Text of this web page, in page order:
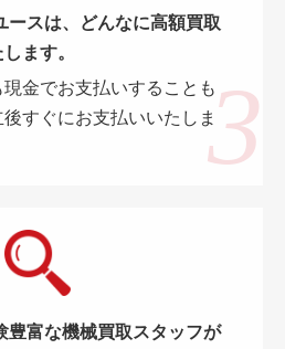
スは、どんなに高額買取
ます。
金でお支払いすることも
すぐにお支払いいたしま
富な機械買取スタッフが